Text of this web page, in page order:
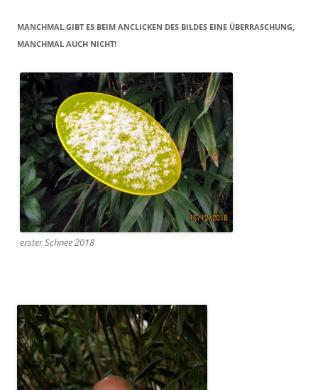
MANCHMAL GIBT ES BEIM ANCLICKEN DES BILDES EINE ÜBERRASCHUNG,
MANCHMAL AUCH NICHT!
erster Schnee 2018